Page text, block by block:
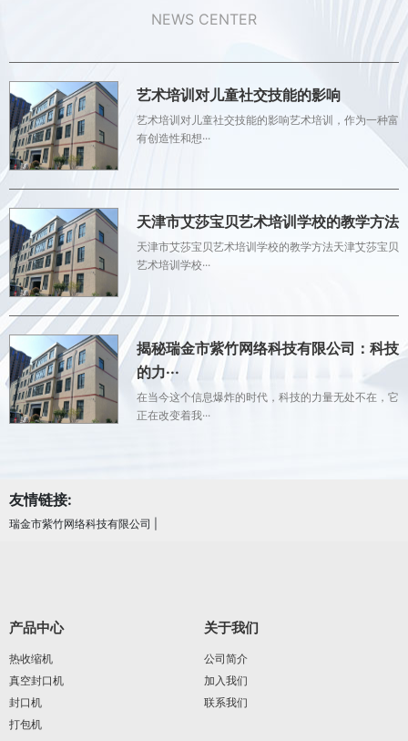
NEWS CENTER
艺术培训对儿童社交技能的影响
艺术培训对儿童社交技能的影响艺术培训，作为一种富
有创造性和想···
天津市艾莎宝贝艺术培训学校的教学方法
天津市艾莎宝贝艺术培训学校的教学方法天津艾莎宝贝
艺术培训学校···
揭秘瑞金市紫竹网络科技有限公司：科技
的力···
在当今这个信息爆炸的时代，科技的力量无处不在，它
正在改变着我···
友情链接:
瑞金市紫竹网络科技有限公司
产品中心
热收缩机
真空封口机
封口机
打包机
关于我们
公司简介
加入我们
联系我们